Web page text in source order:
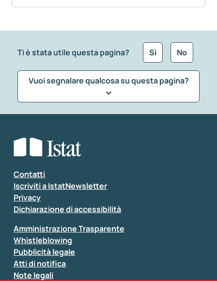
Ti è stata utile questa pagina? Sì No
Vuoi segnalare qualcosa su questa pagina?
Seleziona la tipologia della segnalazione
Inserisci il tuo commento
Contatti
Iscriviti a IstatNewsletter
Privacy
Dichiarazione di accessibilità
Amministrazione Trasparente
Whistleblowing
Pubblicità legale
Atti di notifica
Note legali